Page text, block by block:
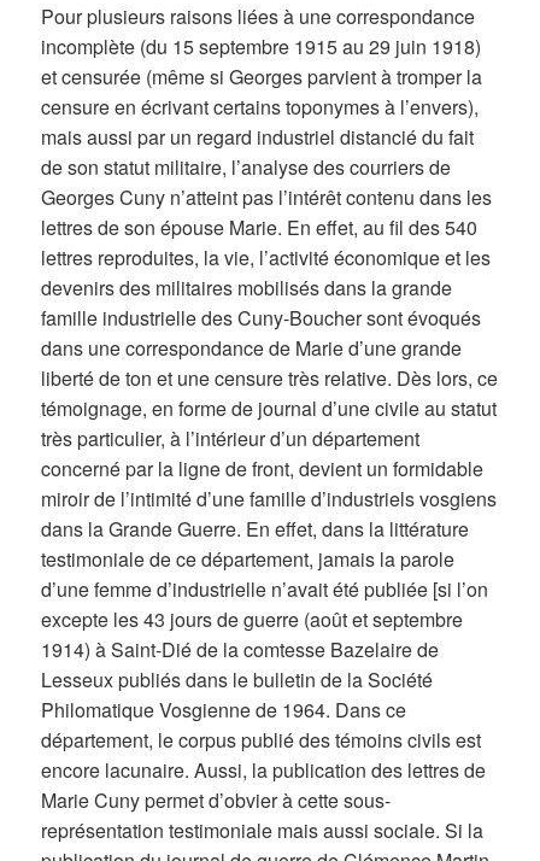
Pour plusieurs raisons liées à une correspondance
incomplète (du 15 septembre 1915 au 29 juin 1918)
et censurée (même si Georges parvient à tromper la
censure en écrivant certains toponymes à l’envers),
mais aussi par un regard industriel distancié du fait
de son statut militaire, l’analyse des courriers de
Georges Cuny n’atteint pas l’intérêt contenu dans les
lettres de son épouse Marie. En effet, au fil des 540
lettres reproduites, la vie, l’activité économique et les
devenirs des militaires mobilisés dans la grande
famille industrielle des Cuny-Boucher sont évoqués
dans une correspondance de Marie d’une grande
liberté de ton et une censure très relative. Dès lors, ce
témoignage, en forme de journal d’une civile au statut
très particulier, à l’intérieur d’un département
concerné par la ligne de front, devient un formidable
miroir de l’intimité d’une famille d’industriels vosgiens
dans la Grande Guerre. En effet, dans la littérature
testimoniale de ce département, jamais la parole
d’une femme d’industrielle n’avait été publiée [si l’on
excepte les 43 jours de guerre (août et septembre
1914) à Saint-Dié de la comtesse Bazelaire de
Lesseux publiés dans le bulletin de la Société
Philomatique Vosgienne de 1964. Dans ce
département, le corpus publié des témoins civils est
encore lacunaire. Aussi, la publication des lettres de
Marie Cuny permet d’obvier à cette sous-
représentation testimoniale mais aussi sociale. Si la